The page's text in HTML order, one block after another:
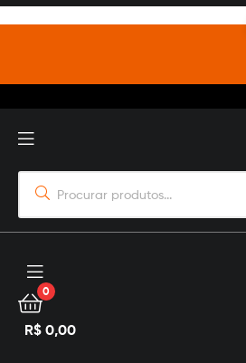
Menu
por:
Menu
0
R$0,00